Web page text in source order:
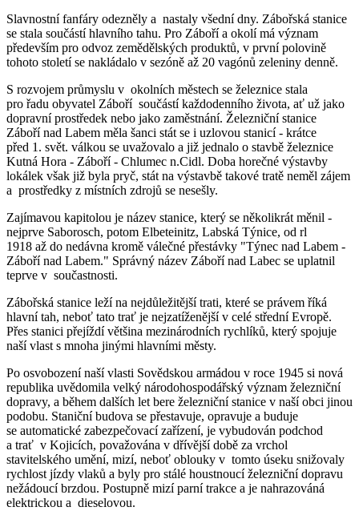
Slavnostní fanfáry odezněly a nastaly všední dny. Zábořská stanice
se stala součástí hlavního tahu. Pro Záboří a okolí má význam
především pro odvoz zemědělských produktů, v první polovině
tohoto století se nakládalo v sezóně až 20 vagónů zeleniny denně.
S rozvojem průmyslu v okolních městech se železnice stala
pro řadu obyvatel Záboří součástí každodenního života, ať už jako
dopravní prostředek nebo jako zaměstnání. Železniční stanice
Záboří nad Labem měla šanci stát se i uzlovou stanicí - krátce
před 1. svět. válkou se uvažovalo a již jednalo o stavbě železnice
Kutná Hora - Záboří - Chlumec n.Cidl. Doba horečné výstavby
lokálek však již byla pryč, stát na výstavbě takové tratě neměl zájem
a prostředky z místních zdrojů se nesešly.
Zajímavou kapitolou je název stanice, který se několikrát měnil -
nejprve Saborosch, potom Elbeteinitz, Labská Týnice, od rl
1918 až do nedávna kromě válečné přestávky "Týnec nad Labem -
Záboří nad Labem." Správný název Záboří nad Labec se uplatnil
teprve v součastnosti.
Zábořská stanice leží na nejdůležitější trati, které se právem říká
hlavní tah, neboť tato trať je nejzatíženější v celé střední Evropě.
Přes stanici přejíždí většina mezinárodních rychlíků, který spojuje
naší vlast s mnoha jinými hlavními městy.
Po osvobození naší vlasti Sovědskou armádou v roce 1945 si nová
republika uvědomila velký národohospodářský význam železniční
dopravy, a během dalších let bere železniční stanice v naší obci jinou
podobu. Staniční budova se přestavuje, opravuje a buduje
se automatické zabezpečovací zařízení, je vybudován podchod
a trať v Kojicích, považována v dřívější době za vrchol
stavitelského umění, mizí, neboť oblouky v tomto úseku snižovaly
rychlost jízdy vlaků a byly pro stálé houstnoucí železniční dopravu
nežádoucí brzdou. Postupně mizí parní trakce a je nahrazováná
elektrickou a dieselovou.